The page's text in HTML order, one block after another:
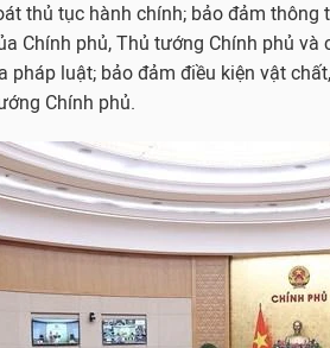
thủ tục hành chính; bảo đảm thông
Chính phủ, Thủ tướng Chính phủ
pháp luật; bảo đảm điều kiện vật
Chính phủ.